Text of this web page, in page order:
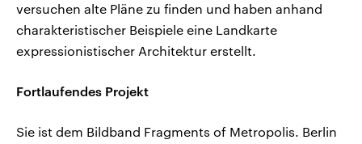
versuchen alte Pläne zu finden und haben anhand
charakteristischer Beispiele eine Landkarte
expressionistischer Architektur erstellt.
Fortlaufendes Projekt
Sie ist dem Bildband Fragments of Metropolis. Berlin